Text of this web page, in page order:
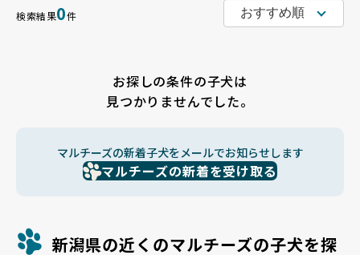
検索結果0件
お探しの条件の子犬は
見つかりませんでした。
マルチーズの新着子犬をメールでお知らせします
マルチーズの新着を受け取る
新潟県の近くのマルチーズの子犬を探